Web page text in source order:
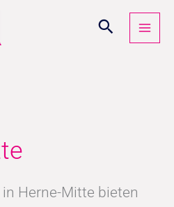
in Herne-Mitte bieten